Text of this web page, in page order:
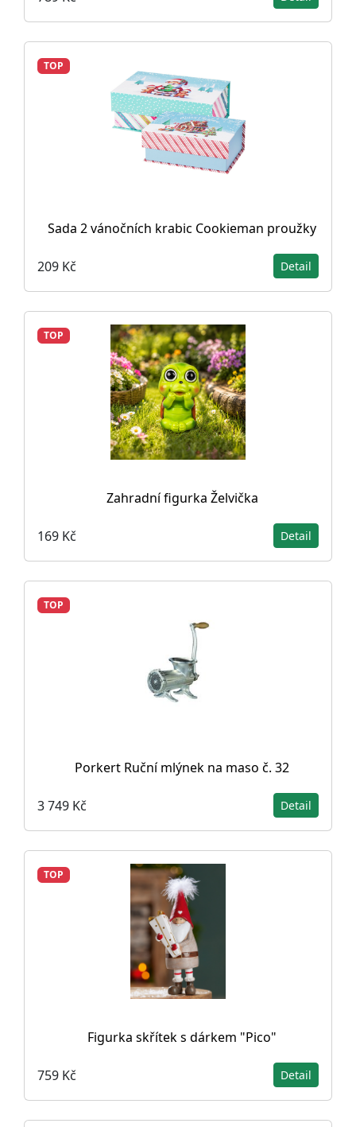
TOP
Sada 2 vánočních krabic Cookieman proužky
209 Kč Detail
TOP
Zahradní figurka Želvička
169 Kč Detail
TOP
Porkert Ruční mlýnek na maso č. 32
3 749 Kč Detail
TOP
Figurka skřítek s dárkem "Pico"
759 Kč Detail